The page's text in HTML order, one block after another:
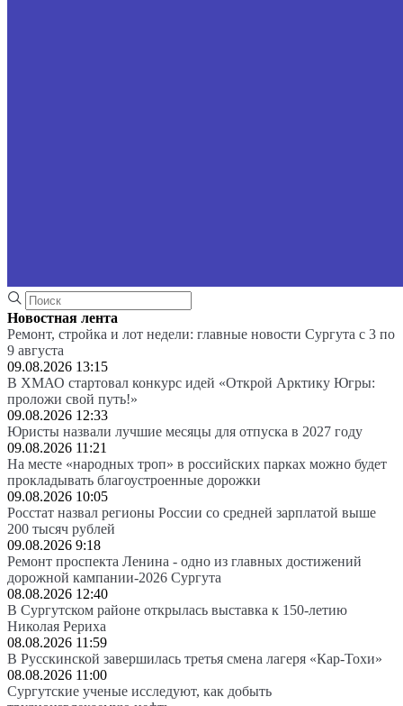
Новостная лента
Ремонт, стройка и лот недели: главные новости Сургута с 3 по
9 августа
09.08.2026 13:15
В ХМАО стартовал конкурс идей «Открой Арктику Югры:
проложи свой путь!»
09.08.2026 12:33
Юристы назвали лучшие месяцы для отпуска в 2027 году
09.08.2026 11:21
На месте «народных троп» в российских парках можно будет
прокладывать благоустроенные дорожки
09.08.2026 10:05
Росстат назвал регионы России со средней зарплатой выше
200 тысяч рублей
09.08.2026 9:18
Ремонт проспекта Ленина - одно из главных достижений
дорожной кампании-2026 Сургута
08.08.2026 12:40
В Сургутском районе открылась выставка к 150-летию
Николая Рериха
08.08.2026 11:59
В Русскинской завершилась третья смена лагеря «Кар-Тохи»
08.08.2026 11:00
Сургутские ученые исследуют, как добыть